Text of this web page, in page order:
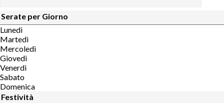
Serate per Giorno
Lunedì
Martedì
Mercoledì
Giovedì
Venerdì
Sabato
Domenica
Festività